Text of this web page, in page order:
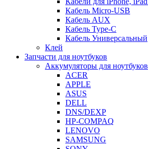
Кабель Micro-USB
Кабель AUX
Кабель Type-C
Кабель Универсальный
Клей
Запчасти для ноутбуков
Аккумуляторы для ноутбуков
ACER
APPLE
ASUS
DELL
DNS/DEXP
HP-COMPAQ
LENOVO
SAMSUNG